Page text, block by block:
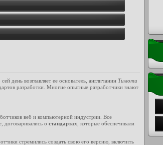
день возглавляет ее основатель, англичанин Тимоти
разработки. Многие опытные разработчики знают
веб и компьютерной индустрии. Все
договаривались о стандартах , которые обеспечивали
стремились создать свою его версию, включить